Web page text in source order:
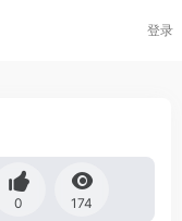
登录
0 174